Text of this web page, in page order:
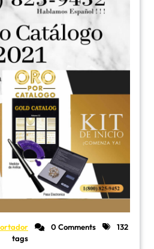
0 Comments
132
tags